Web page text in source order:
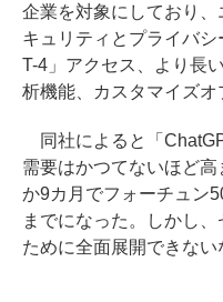
企業を対象にしており
キュリティとプライバ
T-4」アクセス、より長
析機能、カスタマイズオ
同社によると「
需要はかつてないほど
か9カ月でフォーチュン
までになった。しかし
ために全面展開できない